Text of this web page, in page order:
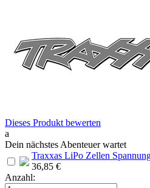
Dieses Produkt bewerten
a
Dein nächstes Abenteuer wartet
Traxxas LiPo Zellen
36,85 €
Anzahl: